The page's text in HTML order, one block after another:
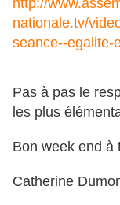
http://
nationale.tv/
seance--egalite-
Pas à pas le
les plus
Bon week end à
Catherine